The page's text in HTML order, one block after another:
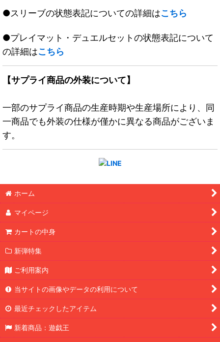
●スリーブの状態表記についての詳細はこちら
●プレイマット・デュエルセットの状態表記について
の詳細はこちら
【サプライ商品の外装について】
一部のサプライ商品の生産時期や生産場所により、同
一商品でも外装の仕様が僅かに異なる商品がございま
す。
ホーム
マイページ
カートの中身
新弾特集
ご利用案内
当サイトの画像やデータの利用について
最近チェックしたアイテム
新着商品：遊戯王